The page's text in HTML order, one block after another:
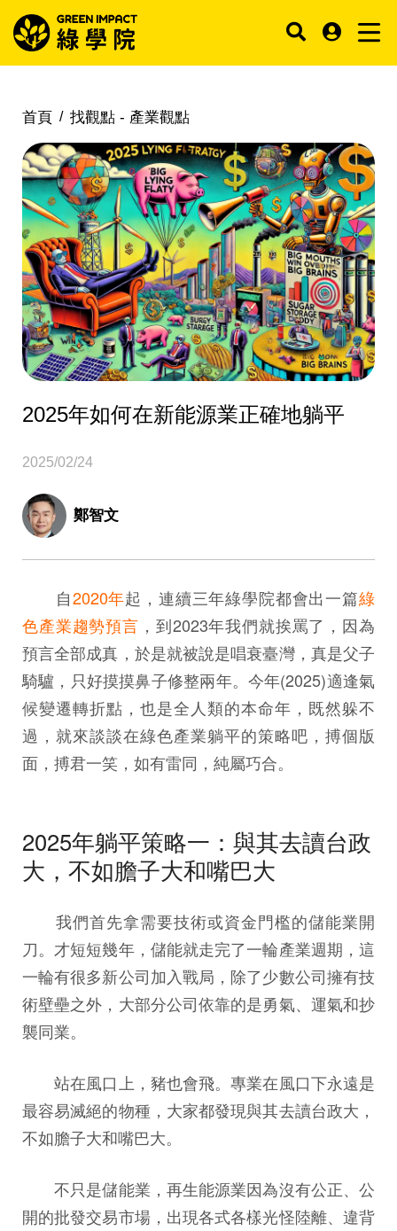
首頁 找觀點 - 產業觀點
2025年如何在新能源業正確地躺平
2025/02/24
鄭智文
自2020年起，連續三年綠學院都會出一篇綠
色產業趨勢預言 ，到2023年我們就挨罵了，因為
預言全部成真，於是就被說是唱衰臺灣，真是父子
騎驢，只好摸摸鼻子修整兩年。今年(2025)適逢氣
候變遷轉折點，也是全人類的本命年，既然躲不
過，就來談談在綠色產業躺平的策略吧，搏個版
面，搏君一笑，如有雷同，純屬巧合。
2025年躺平策略一：與其去讀台政
大，不如膽子大和嘴巴大
我們首先拿需要技術或資金門檻的儲能業開
刀。才短短幾年，儲能就走完了一輪產業週期，這
一輪有很多新公司加入戰局，除了少數公司擁有技
術壁壘之外，大部分公司依靠的是勇氣、運氣和抄
襲同業。
站在風口上，豬也會飛。專業在風口下永遠是
最容易滅絕的物種，大家都發現與其去讀台政大，
不如膽子大和嘴巴大。
不只是儲能業，再生能源業因為沒有公正、公
開的批發交易市場，出現各式各樣光怪陸離、違背